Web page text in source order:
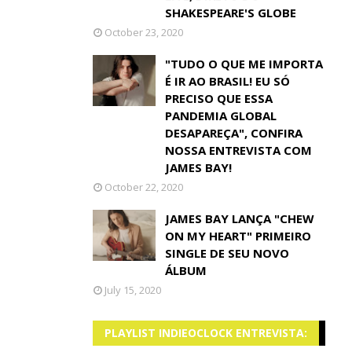
SHAKESPEARE'S GLOBE
October 23, 2020
"TUDO O QUE ME IMPORTA
É IR AO BRASIL! EU SÓ
PRECISO QUE ESSA
PANDEMIA GLOBAL
DESAPAREÇA", CONFIRA
NOSSA ENTREVISTA COM
JAMES BAY!
October 22, 2020
JAMES BAY LANÇA "CHEW
ON MY HEART" PRIMEIRO
SINGLE DE SEU NOVO
ÁLBUM
July 15, 2020
PLAYLIST INDIEOCLOCK ENTREVISTA: